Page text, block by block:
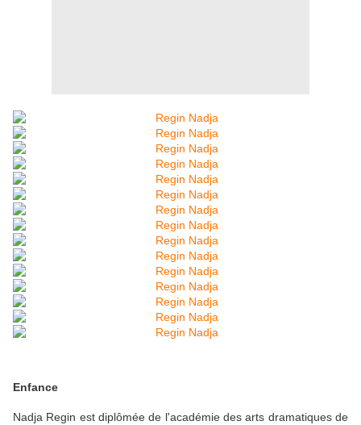
Enfance
Nadja Regin est diplômée de l'académie des arts dramatiques de